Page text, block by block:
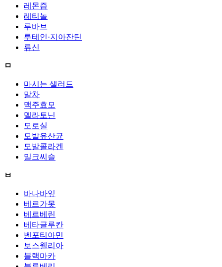
레몬즙
레티놀
루바브
루테인·지아잔틴
류신
ㅁ
마시는 샐러드
말차
맥주효모
멜라토닌
모로실
모발유산균
모발콜라겐
밀크씨슬
ㅂ
바나바잎
베르가못
베르베린
베타글루칸
벤포티아민
보스웰리아
블랙마카